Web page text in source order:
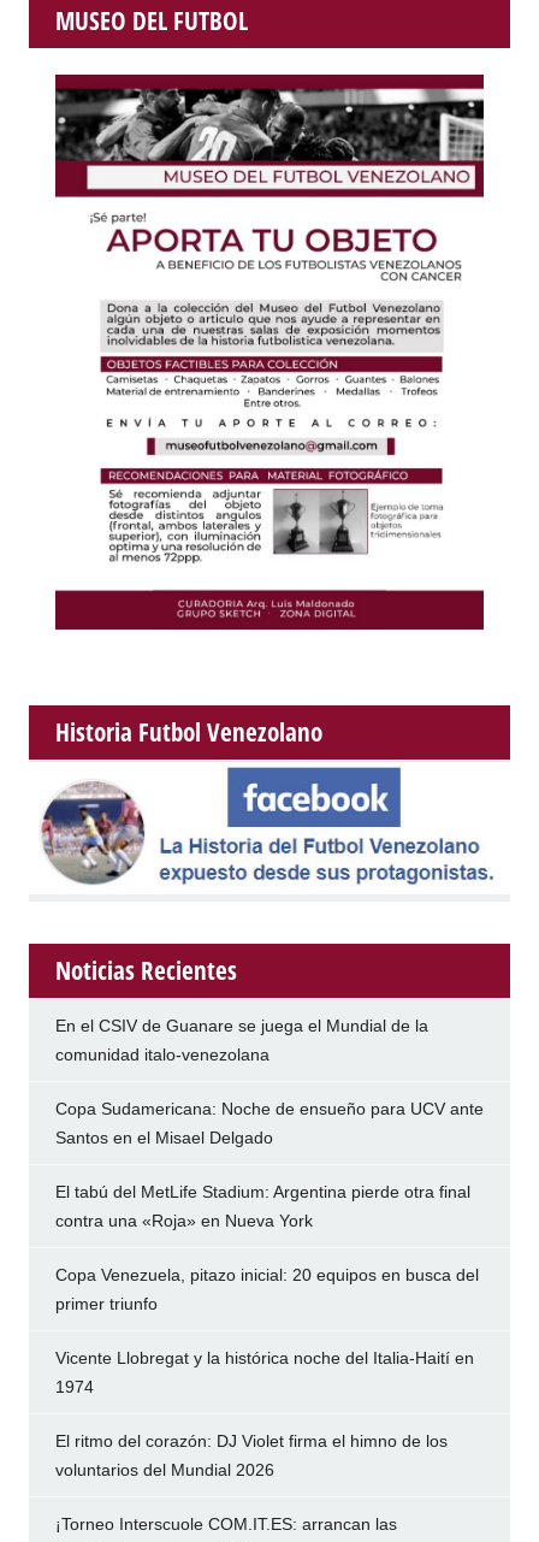
MUSEO DEL FUTBOL
Historia Futbol Venezolano
Noticias Recientes
En el CSIV de Guanare se juega el Mundial de la
comunidad italo-venezolana
Copa Sudamericana: Noche de ensueño para UCV ante
Santos en el Misael Delgado
El tabú del MetLife Stadium: Argentina pierde otra final
contra una «Roja» en Nueva York
Copa Venezuela, pitazo inicial: 20 equipos en busca del
primer triunfo
Vicente Llobregat y la histórica noche del Italia-Haití en
1974
El ritmo del corazón: DJ Violet firma el himno de los
voluntarios del Mundial 2026
¡Torneo Interscuole COM.IT.ES: arrancan las